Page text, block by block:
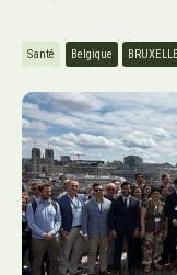
Santé Belgique